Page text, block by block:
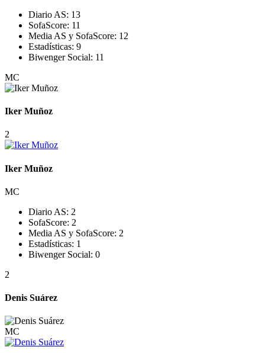
Diario AS: 13
SofaScore: 11
Media AS y SofaScore: 12
Estadísticas: 9
Biwenger Social: 11
MC
Iker Muñoz
2
Iker Muñoz
MC
Diario AS: 2
SofaScore: 2
Media AS y SofaScore: 2
Estadísticas: 1
Biwenger Social: 0
2
Denis Suárez
MC